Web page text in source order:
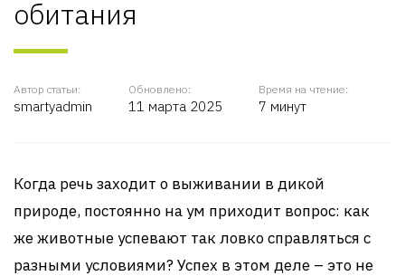
обитания
Автор статьи:
smartyadmin
Обновлено:
11 марта 2025
Время на чтение:
7 минут
Когда речь заходит о выживании в дикой
природе, постоянно на ум приходит вопрос: как
же животные успевают так ловко справляться с
разными условиями? Успех в этом деле – это не